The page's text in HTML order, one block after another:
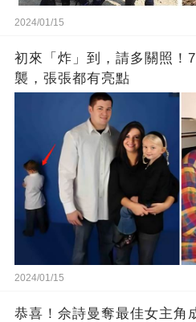
2024/01/15
初來「炸」到，請多關照！
襲，張張都有亮點
2024/01/15
恭喜！佘詩曼奪最佳女主角